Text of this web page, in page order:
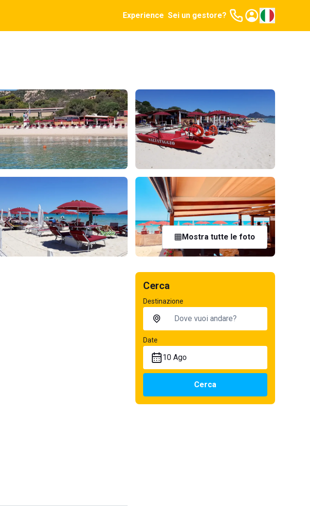
Experience Sei un gestore?
Mostra tutte le foto
Cerca
Destinazione
Date
10 Ago
Cerca